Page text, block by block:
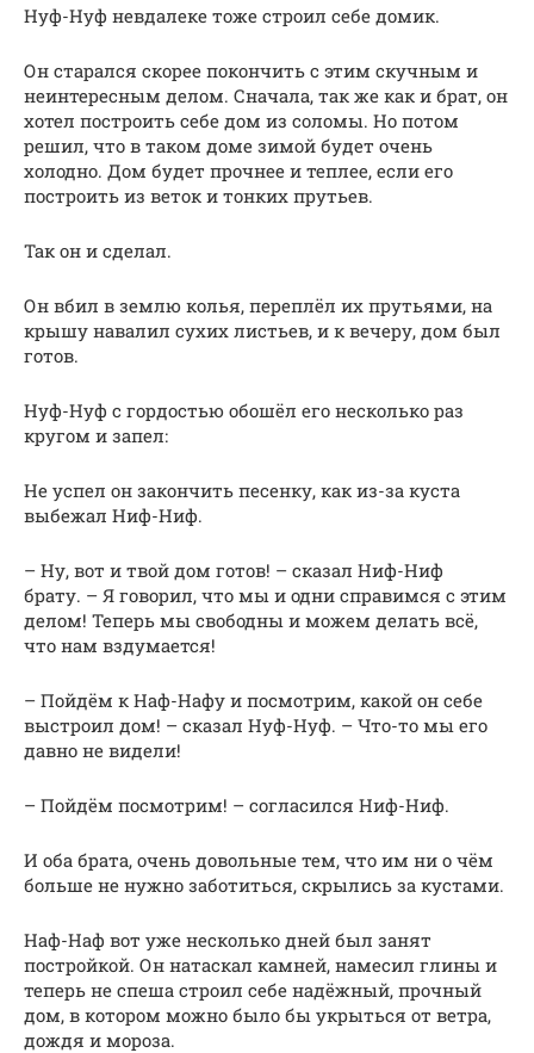
Нуф-Нуф невдалеке тоже строил себе домик.
Он старался скорее покончить с этим скучным и
неинтересным делом. Сначала, так же как и брат, он
хотел построить себе дом из соломы. Но потом
решил, что в таком доме зимой будет очень
холодно. Дом будет прочнее и теплее, если его
построить из веток и тонких прутьев.
Так он и сделал.
Он вбил в землю колья, переплёл их прутьями, на
крышу навалил сухих листьев, и к вечеру, дом был
готов.
Нуф-Нуф с гордостью обошёл его несколько раз
кругом и запел:
Не успел он закончить песенку, как из-за куста
выбежал Ниф-Ниф.
– Ну, вот и твой дом готов! – сказал Ниф-Ниф
брату. – Я говорил, что мы и одни справимся с этим
делом! Теперь мы свободны и можем делать всё,
что нам вздумается!
– Пойдём к Наф-Нафу и посмотрим, какой он себе
выстроил дом! – сказал Нуф-Нуф. – Что-то мы его
давно не видели!
– Пойдём посмотрим! – согласился Ниф-Ниф.
И оба брата, очень довольные тем, что им ни о чём
больше не нужно заботиться, скрылись за кустами.
Наф-Наф вот уже несколько дней был занят
постройкой. Он натаскал камней, намесил глины и
теперь не спеша строил себе надёжный, прочный
дом, в котором можно было бы укрыться от ветра,
дождя и мороза.